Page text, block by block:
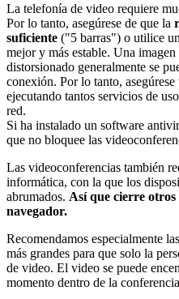
La telefonía de video requiere
Por lo tanto, asegúrese de que la
suficiente ("5 barras") o utilice
mejor y más estable. Una
distorsionado generalmente se
conexión. Por lo tanto, asegúrese
ejecutando tantos servicios de
red.
Si ha instalado un software
que no bloquee las
Las videoconferencias también
informática, con la que los
abrumados. Así que cierre otros
navegador.
Recomendamos especialmente
más grandes para que solo la
de video. El video se puede
momento dentro de la